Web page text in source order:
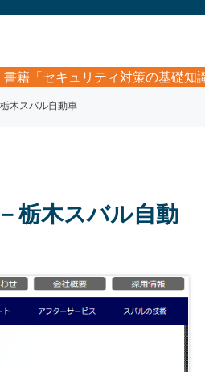
籍「セキュリティ対策の基礎知
木スバル自動車
栃木スバル自動